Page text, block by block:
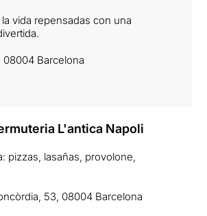
vida repensadas con una
08004 Barcelona
L'antica Napoli
pizzas, lasañas, provolone,
53, 08004 Barcelona